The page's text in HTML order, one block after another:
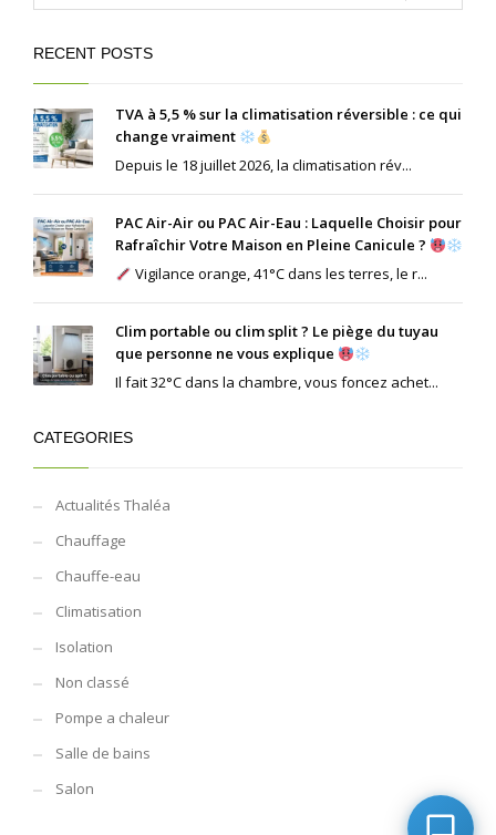
RECENT POSTS
TVA à 5,5 % sur la climatisation réversible : ce qui
change vraiment
Depuis le 18 juillet 2026, la climatisation rév...
PAC Air-Air ou PAC Air-Eau : Laquelle Choisir pour
Rafraîchir Votre Maison en Pleine Canicule ?
Vigilance orange, 41°C dans les terres, le r...
Clim portable ou clim split ? Le piège du tuyau
que personne ne vous explique
Il fait 32°C dans la chambre, vous foncez achet...
CATEGORIES
Actualités Thaléa
Chauffage
Chauffe-eau
Climatisation
Isolation
Non classé
Pompe a chaleur
Salle de bains
Salon